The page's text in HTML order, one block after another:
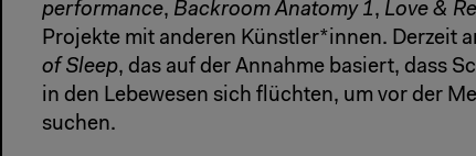
performance, Backroom Anatomy 1, Love &
Projekte mit anderen Künstler*innen. Derzeit
of Sleep, das auf der Annahme basiert, dass
in den Lebewesen sich flüchten, um vor der
suchen.